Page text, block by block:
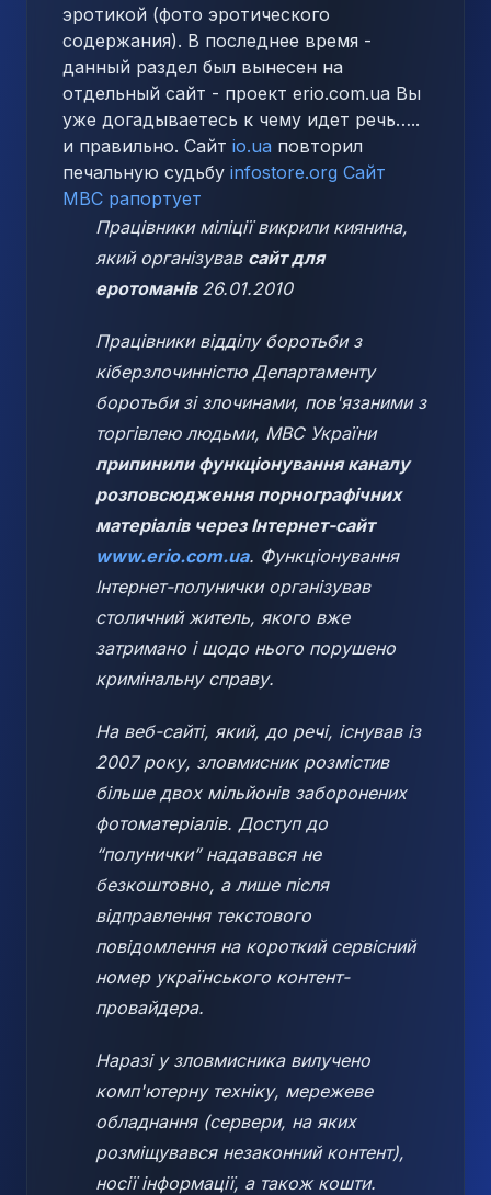
эротикой (фото эротического
содержания). В последнее время -
данный раздел был вынесен на
отдельный сайт - проект erio.com.ua Вы
уже догадываетесь к чему идет речь…..
и правильно. Сайт io.ua повторил
печальную судьбу infostore.org Сайт
МВС рапортует
Працівники міліції викрили киянина,
який організував сайт для
еротоманів 26.01.2010
Працівники відділу боротьби з
кіберзлочинністю Департаменту
боротьби зі злочинами, пов'язаними з
торгівлею людьми, МВС України
припинили функціонування каналу
розповсюдження порнографічних
матеріалів через Інтернет-сайт
www.erio.com.ua. Функціонування
Інтернет-полунички організував
столичний житель, якого вже
затримано і щодо нього порушено
кримінальну справу.
На веб-сайті, який, до речі, існував із
2007 року, зловмисник розмістив
більше двох мільйонів заборонених
фотоматеріалів. Доступ до
“полунички” надавався не
безкоштовно, а лише після
відправлення текстового
повідомлення на короткий сервісний
номер українського контент-
провайдера.
Наразі у зловмисника вилучено
комп'ютерну техніку, мережеве
обладнання (сервери, на яких
розміщувався незаконний контент),
носії інформації, а також кошти.